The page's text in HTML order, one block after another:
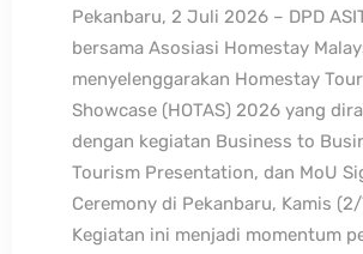
Pekanbaru, 2 Juli 2026 – DPD
bersama Asosiasi Homestay
menyelenggarakan Homestay
Showcase (HOTAS) 2026 yang
dengan kegiatan Business to
Tourism Presentation, dan MoU
Ceremony di Pekanbaru, Kamis
Kegiatan ini menjadi momentum